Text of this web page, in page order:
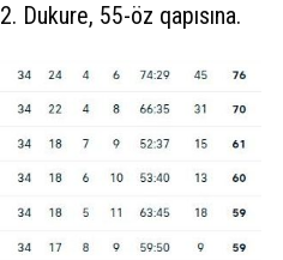
Dukure, 55-öz qapısına.